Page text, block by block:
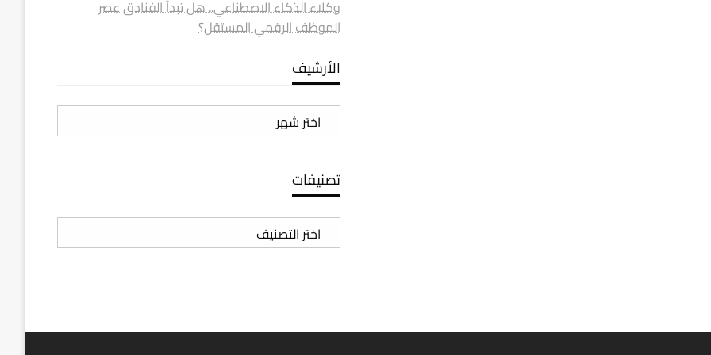
وكلاء الذكاء الاصطناعي.. هل تبدأ الفنادق عصر
الموظف الرقمي المستقل؟
الأرشيف
الأرشيف
تصنيفات
تصنيفات